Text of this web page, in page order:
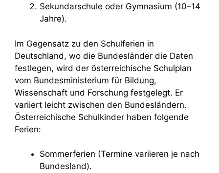
Sekundarschule oder Gymnasium (10–14
Jahre).
Im Gegensatz zu den Schulferien in
Deutschland, wo die Bundesländer die Daten
festlegen, wird der österreichische Schulplan
vom Bundesministerium für Bildung,
Wissenschaft und Forschung festgelegt. Er
variiert leicht zwischen den Bundesländern.
Österreichische Schulkinder haben folgende
Ferien:
Sommerferien (Termine variieren je nach
Bundesland).